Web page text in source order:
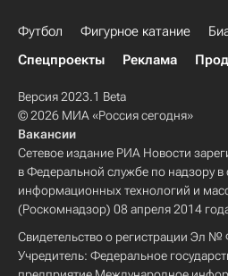
Футбол Фигурное катание
Спецпроекты
Реклама
Версия 2023.1 Beta
© 2026 МИА «Россия сегодня»
Вакансии
Сетевое издание РИА Новости
в Федеральной службе по надзору в
информационных технологий и
(Роскомнадзор) 08 апреля 2014
Свидетельство о регистрации Эл
Учредитель: Федеральное